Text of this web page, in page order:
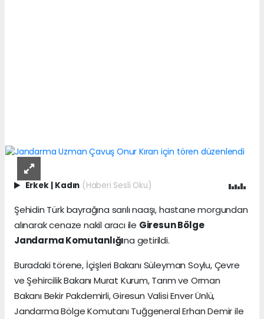
Erkek | Kadın (Haberi Sesli Oku)
Şehidin Türk bayrağına sarılı naaşı, hastane morgundan
alınarak cenaze nakil aracı ile Giresun Bölge
Jandarma Komutanlığına getirildi.
Buradaki törene, İçişleri Bakanı Süleyman Soylu, Çevre
ve Şehircilik Bakanı Murat Kurum, Tarım ve Orman
Bakanı Bekir Pakdemirli, Giresun Valisi Enver Ünlü,
Jandarma Bölge Komutanı Tuğgeneral Erhan Demir ile